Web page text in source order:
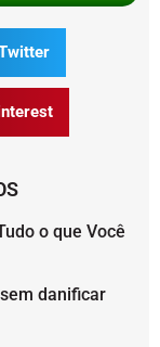
o que Você
danificar